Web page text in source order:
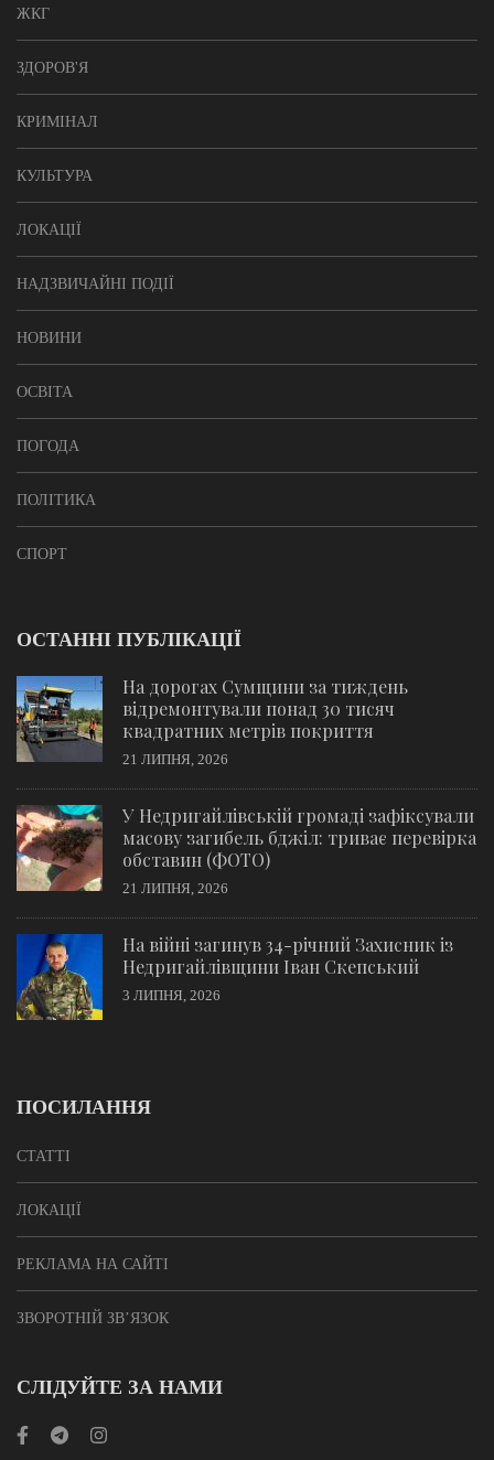
ЖКГ
ЗДОРОВ'Я
КРИМІНАЛ
КУЛЬТУРА
ЛОКАЦІЇ
НАДЗВИЧАЙНІ ПОДІЇ
НОВИНИ
ОСВІТА
ПОГОДА
ПОЛІТИКА
СПОРТ
ОСТАННІ ПУБЛІКАЦІЇ
На дорогах Сумщини за тиждень
відремонтували понад 30 тисяч
квадратних метрів покриття
21 ЛИПНЯ, 2026
У Недригайлівській громаді зафіксували
масову загибель бджіл: триває перевірка
обставин (ФОТО)
21 ЛИПНЯ, 2026
На війні загинув 34-річний Захисник із
Недригайлівщини Іван Скепський
3 ЛИПНЯ, 2026
ПОСИЛАННЯ
СТАТТІ
ЛОКАЦІЇ
РЕКЛАМА НА САЙТІ
ЗВОРОТНІЙ ЗВ’ЯЗОК
СЛІДУЙТЕ ЗА НАМИ